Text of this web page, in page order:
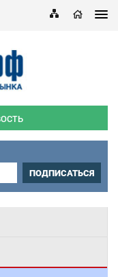
ПОДПИСАТЬСЯ